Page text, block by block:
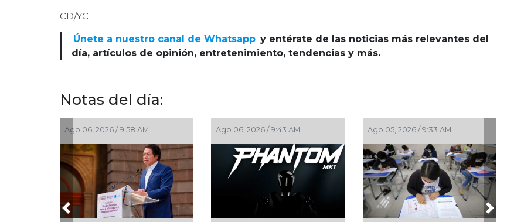
CD/YC
Únete a nuestro canal de Whatsapp y entérate de las noticias más relevantes del
día, artículos de opinión, entretenimiento, tendencias y más.
Notas del día:
Ago 06, 2026 / 9:43 AM Ago 05, 2026 / 9:33 AM Ago 03, 2026 / 11:00 AM
Previous Next